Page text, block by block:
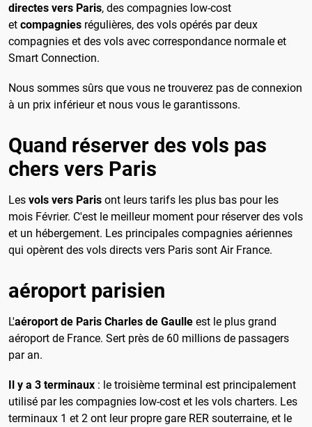
directes vers Paris, des compagnies low-cost
et compagnies régulières, des vols opérés par deux
compagnies et des vols avec correspondance normale et
Smart Connection.
Nous sommes sûrs que vous ne trouverez pas de connexion
à un prix inférieur et nous vous le garantissons.
Quand réserver des vols pas
chers vers Paris
Les vols vers Paris ont leurs tarifs les plus bas pour les
mois Février. C'est le meilleur moment pour réserver des vols
et un hébergement. Les principales compagnies aériennes
qui opèrent des vols directs vers Paris sont Air France.
aéroport parisien
L'aéroport de Paris Charles de Gaulle est le plus grand
aéroport de France. Sert près de 60 millions de passagers
par an.
Il y a 3 terminaux : le troisième terminal est principalement
utilisé par les compagnies low-cost et les vols charters. Les
terminaux 1 et 2 ont leur propre gare RER souterraine, et le